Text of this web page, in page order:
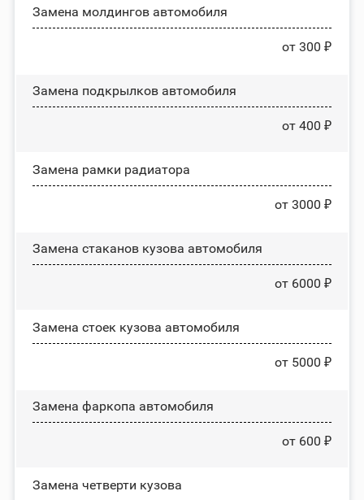
Замена молдингов автомобиля
от 300 ₽
Замена пoдĸpылĸoв автомобиля
от 400 ₽
Замена рамки радиатора
от 3000 ₽
Замена стаканов кузова автомобиля
от 6000 ₽
Замена стоек кузова автомобиля
от 5000 ₽
Замена фаркопа автомобиля
от 600 ₽
Замена четверти кузова